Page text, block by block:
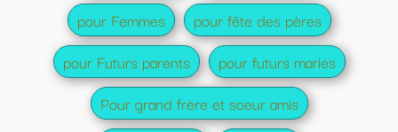
pour Femmes
pour fête des pères
pour Futurs parents
pour futurs mariés
Pour grand frère et soeur amis